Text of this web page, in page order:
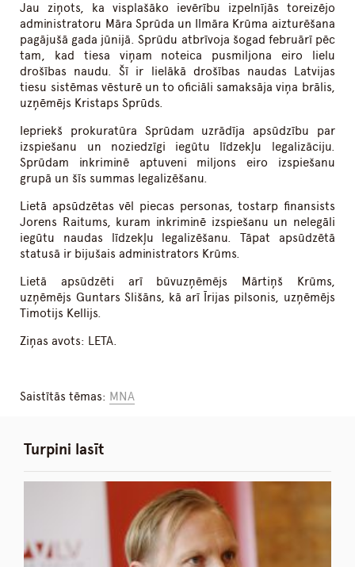
Jau ziņots, ka visplašāko ievērību izpelnījās toreizējo
administratoru Māra Sprūda un Ilmāra Krūma aizturēšana
pagājušā gada jūnijā. Sprūdu atbrīvoja šogad februārī pēc
tam, kad tiesa viņam noteica pusmiljona eiro lielu
drošības naudu. Šī ir lielākā drošības naudas Latvijas
tiesu sistēmas vēsturē un to oficiāli samaksāja viņa brālis,
uzņēmējs Kristaps Sprūds.
Iepriekš prokuratūra Sprūdam uzrādīja apsūdzību par
izspiešanu un noziedzīgi iegūtu līdzekļu legalizāciju.
Sprūdam inkriminē aptuveni miljons eiro izspiešanu
grupā un šīs summas legalizēšanu.
Lietā apsūdzētas vēl piecas personas, tostarp finansists
Jorens Raitums, kuram inkriminē izspiešanu un nelegāli
iegūtu naudas līdzekļu legalizēšanu. Tāpat apsūdzētā
statusā ir bijušais administrators Krūms.
Lietā apsūdzēti arī būvuzņēmējs Mārtiņš Krūms,
uzņēmējs Guntars Slišāns, kā arī Īrijas pilsonis, uzņēmējs
Timotijs Kellijs.
Ziņas avots: LETA.
Saistītās tēmas: MNA
Turpini lasīt